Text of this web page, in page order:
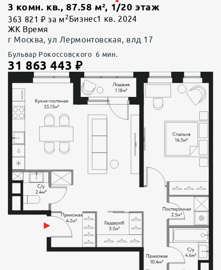
3 комн. кв., 87.58 м², 1/20 этаж
363 821 ₽ за м 2 Бизнес1 кв. 2024
ЖК Время
г Москва, ул Лермонтовская, влд 17
Бульвар Рокоссовского 6 мин.
31 863 443 ₽